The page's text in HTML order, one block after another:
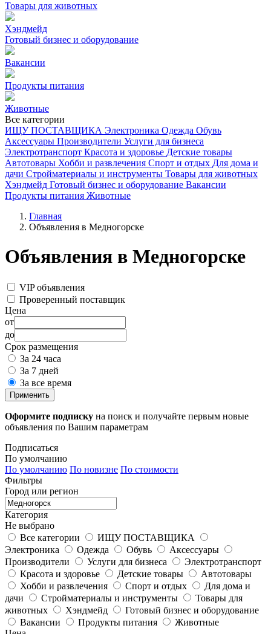
Товары для животных
Хэндмейд
Готовый бизнес и оборудование
Вакансии
Продукты питания
Животные
Все категории
ИЩУ ПОСТАВЩИКА Электроника Одежда Обувь
Аксессуары Производители Услуги для бизнеса
Электротранспорт Красота и здоровье Детские товары
Автотовары Хобби и развлечения Спорт и отдых Для дома и
дачи Стройматериалы и инструменты Товары для животных
Хэндмейд Готовый бизнес и оборудование Вакансии
Продукты питания Животные
Главная
Объявления в Медногорске
Объявления в Медногорске
VIP объявления
Проверенный поставщик
Цена
от
до
Срок размещения
За 24 часа
За 7 дней
За все время
Применить
Оформите подписку на поиск и получайте первым новые
объявления по Вашим параметрам
Подписаться
По умолчанию
По умолчанию По новизне По стоимости
Фильтры
Город или регион
Категория
Не выбрано
Все категории
ИЩУ ПОСТАВЩИКА
Электроника
Одежда Обувь
Аксессуары
Производители
Услуги для бизнеса
Электротранспорт
Красота и здоровье
Детские товары
Автотовары
Хобби и развлечения
Спорт и отдых
Для дома и
дачи
Стройматериалы и инструменты
Товары для
животных
Хэндмейд
Готовый бизнес и оборудование
Вакансии
Продукты питания
Животные